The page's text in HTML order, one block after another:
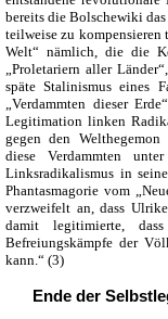
bereits die Bolschewiki
teilweise zu kompensieren
Welt“ nämlich, die die
„Proletariern aller
späte Stalinismus eines
„Verdammten dieser
Legitimation linken
gegen den
diese Verdammten
Linksradikalismus in
Phantasmagorie vom
verzweifelt an, dass
damit legitimierte,
Befreiungskämpfe der
kann.“ (3)
Ende der